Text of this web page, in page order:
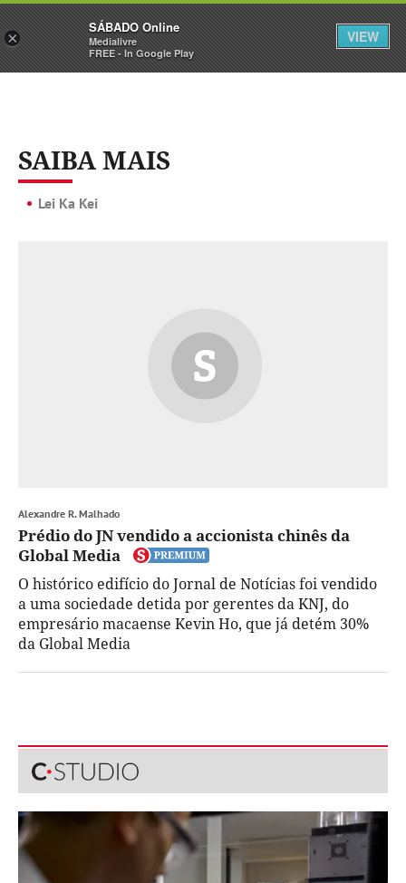
Sábado Assine Iniciar Sessão
SAIBA MAIS
Lei Ka Kei
Alexandre R. Malhado
Prédio do JN vendido a accionista chinês da
Global Media
O histórico edifício do Jornal de Notícias foi vendido
a uma sociedade detida por gerentes da KNJ, do
empresário macaense Kevin Ho, que já detém 30%
da Global Media
×
SÁBADO Online
Medialivre
FREE - In Google Play
VIEW